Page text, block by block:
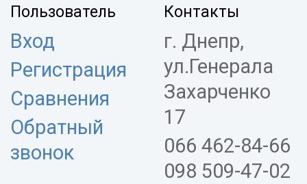
Пользователь
Вход
Регистрация
Сравнения
Обратный
звонок
Контакты
г. Днепр,
ул.Генерала
Захарченко
17
066 462-84-66
098 509-47-02